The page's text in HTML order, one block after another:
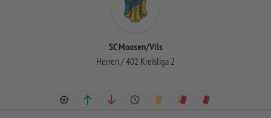
SC Moosen/Vils
Herren / 402 Kreisliga 2